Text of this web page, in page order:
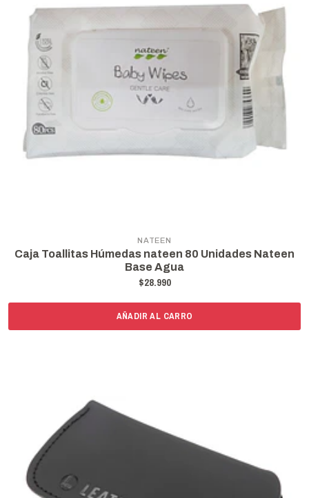
NATEEN
Caja Toallitas Húmedas nateen 80 Unidades Nateen
Base Agua
$28.990
AÑADIR AL CARRO